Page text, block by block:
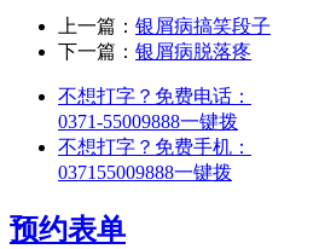
上一篇： 银屑病搞笑段子
下一篇： 银屑病脱落疼
不想打字？免费电话：
0371-55009888一键拨
不想打字？免费手机：
037155009888一键拨
预约表单